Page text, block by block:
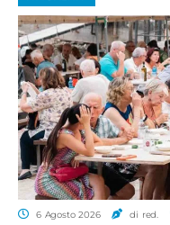
6 Agosto 2026 di red.